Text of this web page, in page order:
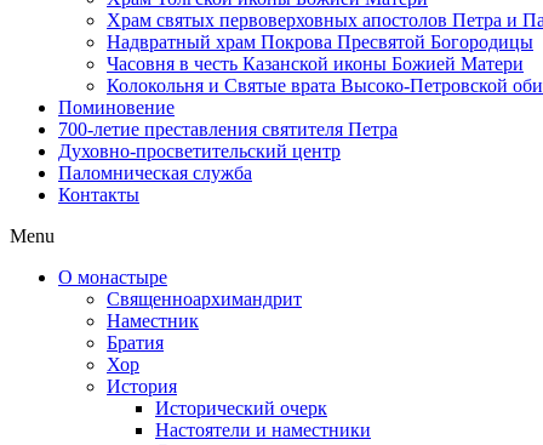
Храм святых первоверховных апостолов Петра и
Надвратный храм Покрова Пресвятой Богородицы
Часовня в честь Казанской иконы Божией Матери
Колокольня и Святые врата Высоко-Петровской
Поминовение
700-летие преставления святителя Петра
Духовно-просветительский центр
Паломническая служба
Контакты
Menu
О монастыре
Священноархимандрит
Наместник
Братия
Хор
История
Исторический очерк
Настоятели и наместники